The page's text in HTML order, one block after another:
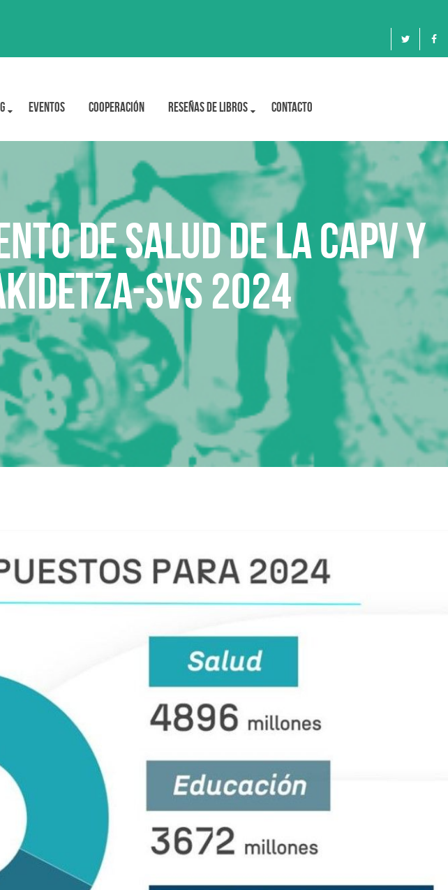
Eventos Cooperación Reseñas de libros Contacto
de Salud de la CAPV y
SVS 2024